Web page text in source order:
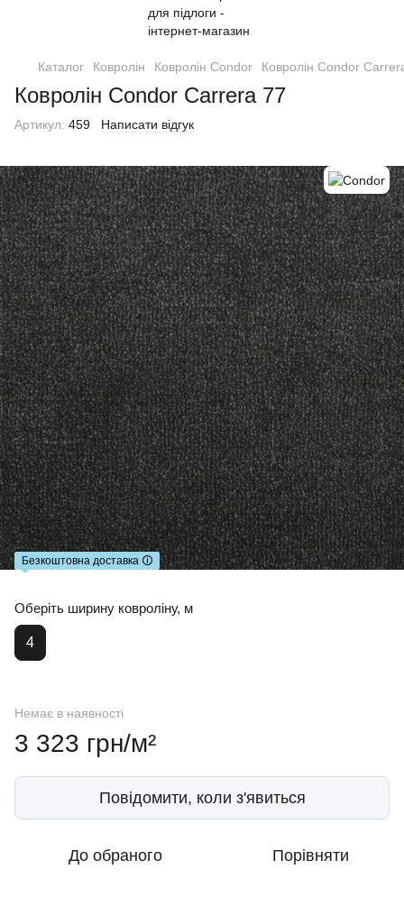
Каталог Ковролін Ковролін Condor Ковролін Condor
Ковролін Condor Carrera 77
Артикул: 459 Написати відгук
Безкоштовна доставка 🛈
Оберіть ширину ковроліну, м
4
Немає в наявності
3 323 грн/м²
Повідомити, коли з'явиться
До обраного Порівняти